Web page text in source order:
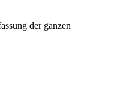
der ganzen